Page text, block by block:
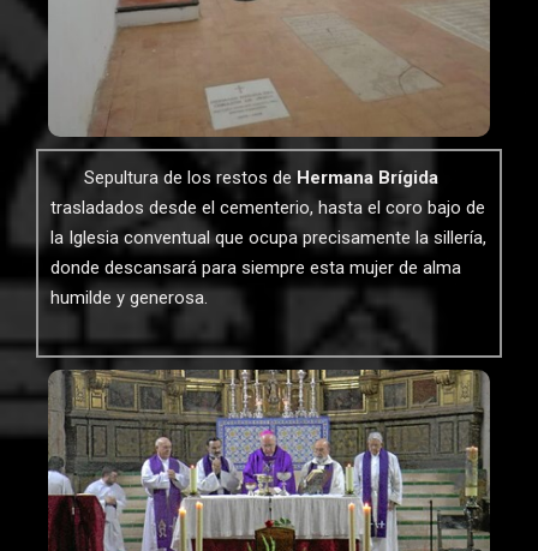
Sepultura de los restos de Hermana Brígida
trasladados desde el cementerio, hasta el coro bajo de
la Iglesia conventual que ocupa precisamente la sillería,
donde descansará para siempre esta mujer de alma
humilde y generosa.